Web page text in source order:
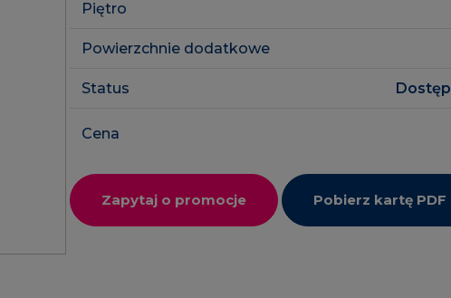
Inwestycje zrealizowane
Piętro
Powierzchnie dodatkowe
Status
Cena
Zapytaj o promocje Pobierz kartę PDF